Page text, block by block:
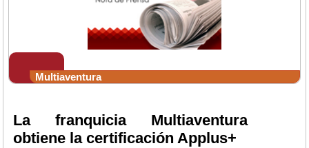
Multiaventura
La franquicia Multiaventura
obtiene la certificación Applus+